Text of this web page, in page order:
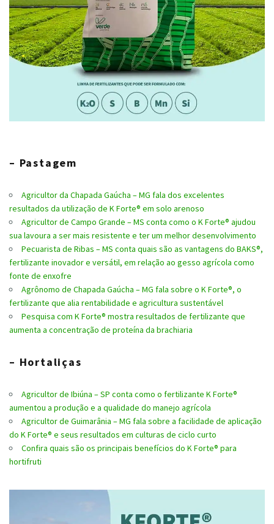
– Pastagem
Agricultor da Chapada Gaúcha – MG fala dos excelentes
resultados da utilização de K Forte® em solo arenoso
Agricultor de Campo Grande – MS conta como o K Forte® ajudou
sua lavoura a ser mais resistente e ter um melhor desenvolvimento
Pecuarista de Ribas – MS conta quais são as vantagens do BAKS®,
fertilizante inovador e versátil, em relação ao gesso agrícola como
fonte de enxofre
Agrônomo de Chapada Gaúcha – MG fala sobre o K Forte®, o
fertilizante que alia rentabilidade e agricultura sustentável
Pesquisa com K Forte® mostra resultados de fertilizante que
aumenta a concentração de proteína da brachiaria
– Hortaliças
Agricultor de Ibiúna – SP conta como o fertilizante K Forte®
aumentou a produção e a qualidade do manejo agrícola
Agricultor de Guimarânia – MG fala sobre a facilidade de aplicação
do K Forte® e seus resultados em culturas de ciclo curto
Confira quais são os principais benefícios do K Forte® para
hortifruti